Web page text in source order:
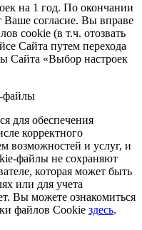
на 1 год. По окончании
Ваше согласие. Вы вправе
cookie (в т.ч. отозвать
Сайта путем перехода
Сайта «Выбор настроек
файлы
для обеспечения
корректного
возможностей и услуг, и
файлы не сохраняют
которая может быть
или для учета
Вы можете ознакомиться
файлов Cookie здесь.